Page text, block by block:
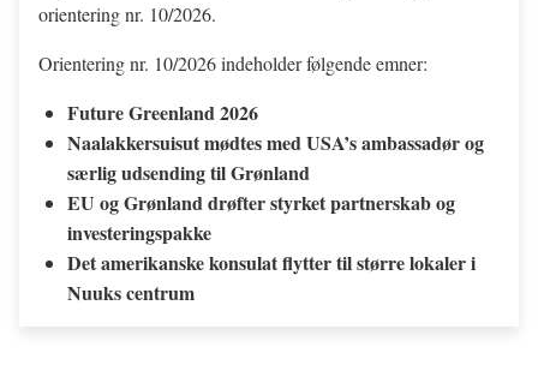
orientering nr. 10/2026.
Orientering nr. 10/2026 indeholder følgende emner:
Future Greenland 2026
Naalakkersuisut mødtes med USA’s ambassadør og
særlig udsending til Grønland
EU og Grønland drøfter styrket partnerskab og
investeringspakke
Det amerikanske konsulat flytter til større lokaler i
Nuuks centrum